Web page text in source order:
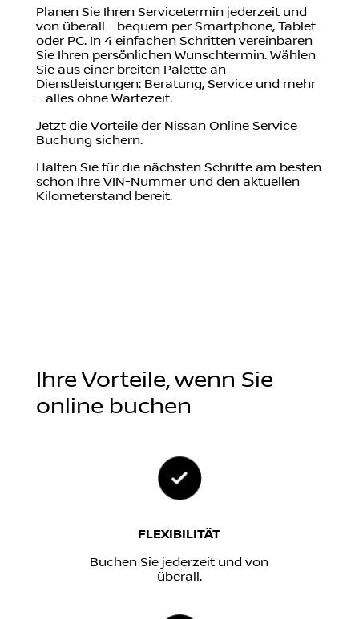
Planen Sie Ihren Servicetermin jederzeit und
von überall - bequem per Smartphone, Tablet
oder PC. In 4 einfachen Schritten vereinbaren
Sie Ihren persönlichen Wunschtermin. Wählen
Sie aus einer breiten Palette an
Dienstleistungen: Beratung, Service und mehr
– alles ohne Wartezeit.
Jetzt die Vorteile der Nissan Online Service
Buchung sichern.
Halten Sie für die nächsten Schritte am besten
schon Ihre VIN-Nummer und den aktuellen
Kilometerstand bereit.
Ihre Vorteile, wenn Sie
online buchen
FLEXIBILITÄT
Buchen Sie jederzeit und von
überall.